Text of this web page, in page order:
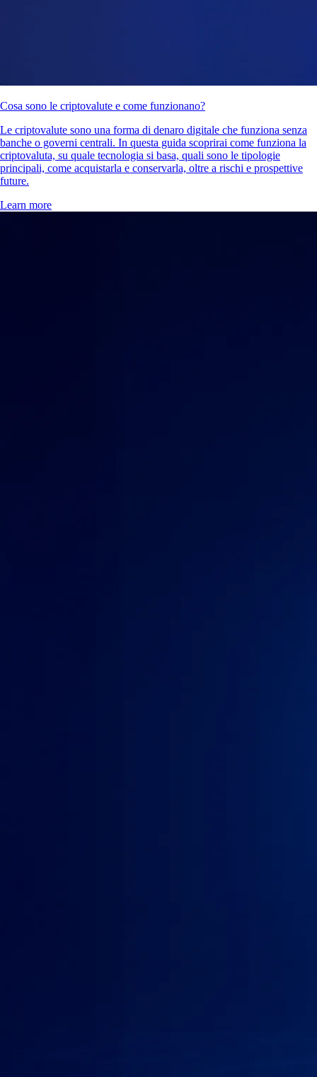
Cosa sono le criptovalute e come funzionano?
Le criptovalute sono una forma di denaro digitale che funziona senza
banche o governi centrali. In questa guida scoprirai come funziona la
criptovaluta, su quale tecnologia si basa, quali sono le tipologie
principali, come acquistarla e conservarla, oltre a rischi e prospettive
future.
Learn more